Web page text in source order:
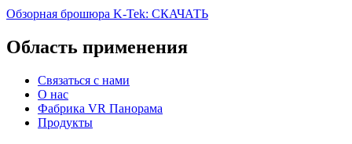
Обзорная брошюра K-Tek: СКАЧАТЬ
Область применения
Связаться с нами
О нас
Фабрика VR Панорама
Продукты